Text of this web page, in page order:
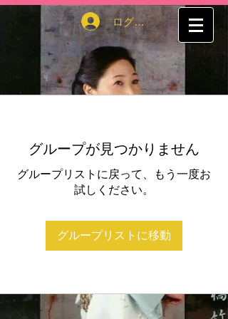
ログイン
グループが見つかりません
グループリストに戻って、もう一度お
試しください。
グループリストに移動